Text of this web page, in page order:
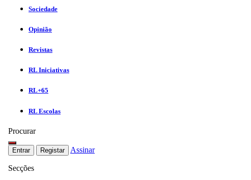
Sociedade
Opinião
Revistas
RL Iniciativas
RL+65
RL Escolas
Procurar
Entrar Registar Assinar
Secções